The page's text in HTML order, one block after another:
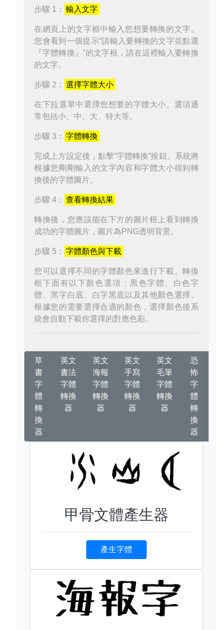
步驟 1： 輸入文字
在網頁上的文字框中輸入您想要轉換的文字。
您會看到一個提示“請輸入要轉換的文字並點選
『字體轉換』”的文字框，請在這裡輸入要轉換
的文字。
步驟 2： 選擇字體大小
在下拉選單中選擇您想要的字體大小。選項通
常包括小、中、大、特大等。
步驟 3： 字體轉換
完成上方設定後，點擊“字體轉換”按鈕。系統將
根據您剛剛輸入的文字內容和字體大小得到轉
換後的字體圖片。
步驟 4： 查看轉換結果
轉換後，您應該能在下方的圖片框上看到轉換
成功的字體圖片，圖片為PNG透明背景。
步驟 5： 字體顏色與下載
您可以選擇不同的字體顏色來進行下載。轉換
框下面有以下顏色選項：黑色字體、白色字
體、黑字白底、白字黑底以及其他顏色選擇。
根據您的需要選擇合適的顏色，選擇顏色後系
統會自動下載你選擇的對應色彩。
草
書
字
體
轉
換
器
英文
書法
字體
轉換
器
英文
海報
字體
轉換
器
英文
手寫
字體
轉換
器
英文
毛筆
字體
轉換
器
恐
怖
字
體
轉
換
器
甲骨文體產生器
產生字體